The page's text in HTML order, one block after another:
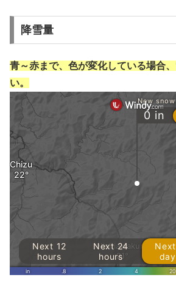
降雪量
青～赤まで、色が変化している場合
い。